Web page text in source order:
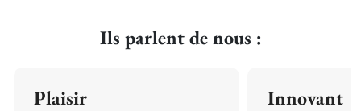
Ils parlent de nous :
Plaisir Innovant